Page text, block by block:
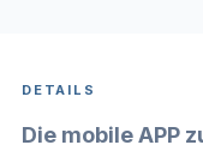
DETAILS
Die mobile APP